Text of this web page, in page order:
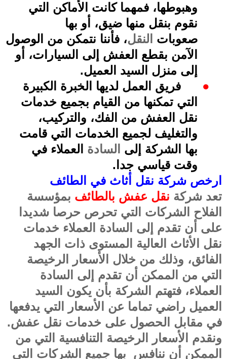
وهبوطها، فمهما كانت الأماكن التي
نقوم بنقل منها ضيق، أو بها
صعوبات النقل، فأننا نتمكن من الوصول
الآمن بقطع العفش إلى السيارات، أو
إلى منزل السيد العميل.
●
فريق العمل لديها الخبرة الكبيرة
التي تمكنها من القيام بجميع خدمات
نقل العفش من الفك، والتركيب،
والتغليف لجميع الخدمات التي قامت
بها الشركة إلى السادة العملاء في
وقت قياسي جدا .
ارخص شركة نقل أثاث في الطائف
تعد شركة نقل عفش بالطائف بمؤسسة
الفلاح الشركات التي تحرص حرصا شديدا
على أن تقدم إلى السادة العملاء خدمات
نقل الأثاث العالية المستوى ذات الجهد
الفائق، وذلك من خلال الأسعار الرخيصة
التي من الممكن أن تقدم إلى السادة
العملاء، فتهتم الشركة بأن يكون السيد
العميل راضي تماما عن الأسعار التي يدفعها
في مقابل الحصول على خدمات نقل عفش.
ونقدم الأسعار الرخيصة التنافسية التي من
الممكن أن ننافس بها جميع الشركات التي